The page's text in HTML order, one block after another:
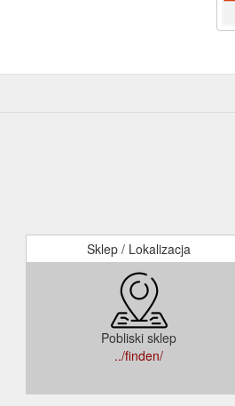
Sklep / Lokalizacja
Pobliski sklep
../finden/